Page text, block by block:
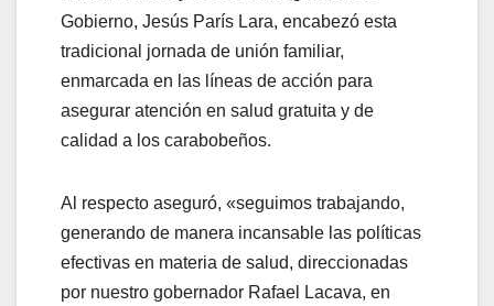
Gobierno, Jesús París Lara, encabezó esta
tradicional jornada de unión familiar,
enmarcada en las líneas de acción para
asegurar atención en salud gratuita y de
calidad a los carabobeños.
Al respecto aseguró, «seguimos trabajando,
generando de manera incansable las políticas
efectivas en materia de salud, direccionadas
por nuestro gobernador Rafael Lacava, en